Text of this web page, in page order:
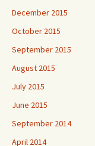
December 2015
October 2015
September 2015
August 2015
July 2015
June 2015
September 2014
April 2014